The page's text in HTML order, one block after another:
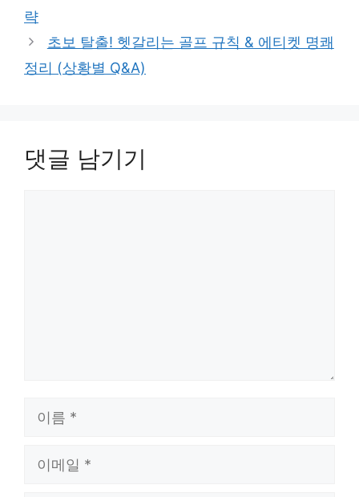
략
초보 탈출! 헷갈리는 골프 규칙 & 에티켓 명쾌
정리 (상황별 Q&A)
댓글 남기기